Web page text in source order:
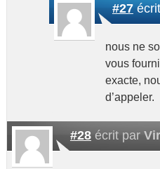
#27
nous ne
vous
exacte,
d’appeler.
#28écrit par